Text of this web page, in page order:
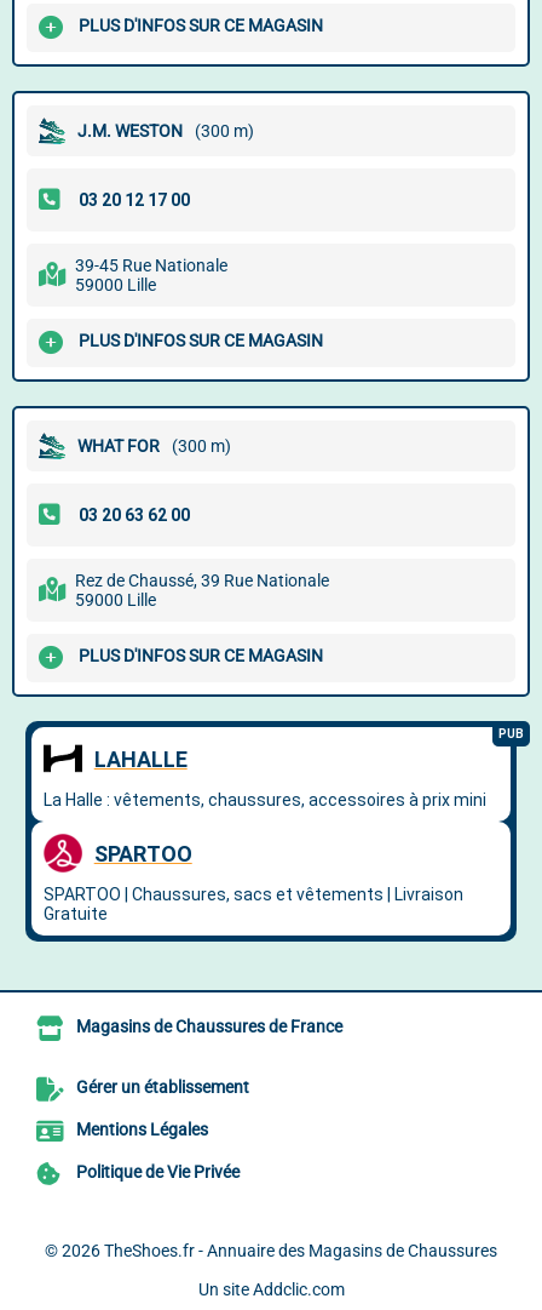
PLUS D'INFOS SUR CE MAGASIN
J.M. WESTON (300 m)
39-45 Rue Nationale
59000 Lille
PLUS D'INFOS SUR CE MAGASIN
WHAT FOR (300 m)
Rez de Chaussé, 39 Rue Nationale
59000 Lille
PLUS D'INFOS SUR CE MAGASIN
Magasins de Chaussures de France
Gérer un établissement
Mentions Légales
Politique de Vie Privée
© 2026TheShoes.fr - Annuaire des Magasins de Chaussures
Un site Addclic.com